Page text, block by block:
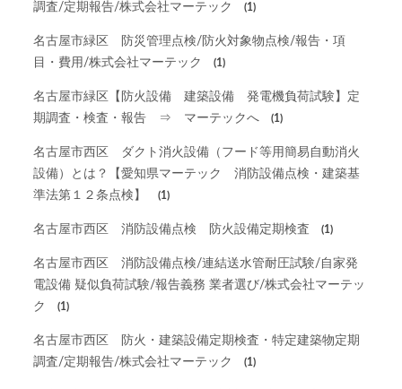
調査/定期報告/株式会社マーテック
(1)
名古屋市緑区 防災管理点検/防火対象物点検/報告・項
目・費用/株式会社マーテック
(1)
名古屋市緑区【防火設備 建築設備 発電機負荷試験】定
期調査・検査・報告 ⇒ マーテックへ
(1)
名古屋市西区 ダクト消火設備（フード等用簡易自動消火
設備）とは？【愛知県マーテック 消防設備点検・建築基
準法第１２条点検】
(1)
名古屋市西区 消防設備点検 防火設備定期検査 (1)
名古屋市西区 消防設備点検/連結送水管耐圧試験/自家発
電設備 疑似負荷試験/報告義務 業者選び/株式会社マーテッ
ク
(1)
名古屋市西区 防火・建築設備定期検査・特定建築物定期
調査/定期報告/株式会社マーテック
(1)